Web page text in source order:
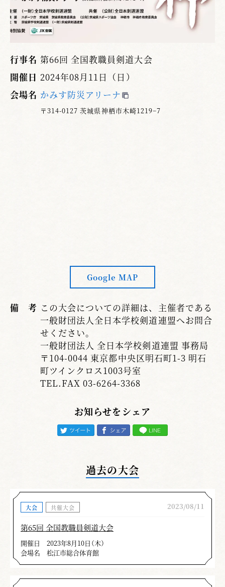
行事名 第66回 全国教職員剣道大会
開催日 2024年08月11日（日）
会場名 かみす防災アリーナ
〒314-0127 茨城県神栖市木崎1219−7
Google MAP
備 考 この大会についての詳細は、主催者である
一般財団法人全日本学校剣道連盟へお問合
せください。
一般財団法人 全日本学校剣道連盟 事務局
〒104-0044 東京都中央区明石町1-3 明石
町ツインクロス1003号室
TEL.FAX 03-6264-3368
お知らせをシェア
過去の大会
大会 共催大会 2023/08/11
第65回 全国教職員剣道大会
開催日
2023年8月10日（木）
会場名
松江市総合体育館